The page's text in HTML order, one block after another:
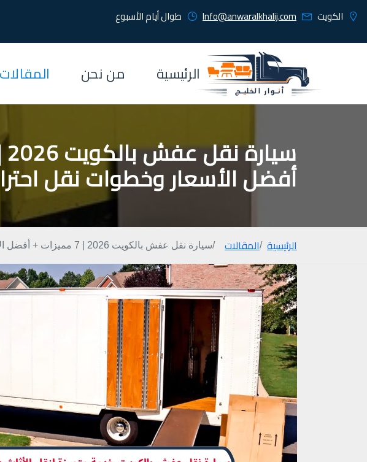
الكويت Info@anwaralkhalij.com طوال أيام الأسبوع
الرئيسية من نحن المقالات
أفضل الأسعار وخطوات نقل
الرئيسية المقالات سيارة نقل عفش بالكويت 2026 | 7 مميزات + أفضل الأسعار وخطوات نقل احترافية